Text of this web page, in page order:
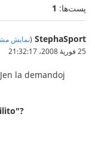
پست‌ها: 1
StephaSport
(نمایش
25 فوریهٔ 2008،‏ 21:32:17
la demandoj